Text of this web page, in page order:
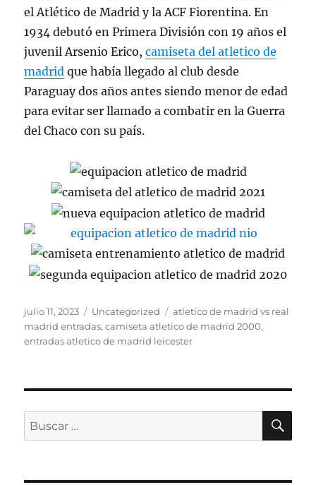
el Atlético de Madrid y la ACF Fiorentina. En
1934 debutó en Primera División con 19 años el
juvenil Arsenio Erico,camiseta del atletico de
madrid que había llegado al club desde
Paraguay dos años antes siendo menor de edad
para evitar ser llamado a combatir en la Guerra
del Chaco con su país.
Publicado
el
julio 11, 2023 Categorías
Uncategorized Etiquetas
atletico de madrid vs real
madrid entradas,camiseta atletico de madrid 2000,
entradas atletico de madrid leicester
Buscar
por: